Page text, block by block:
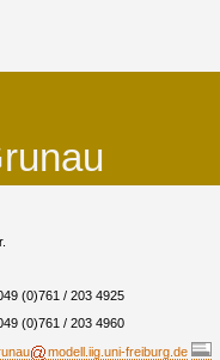
(0)761 / 203 4925
(0)761 / 203 4960
modell.iig.uni-freiburg.de